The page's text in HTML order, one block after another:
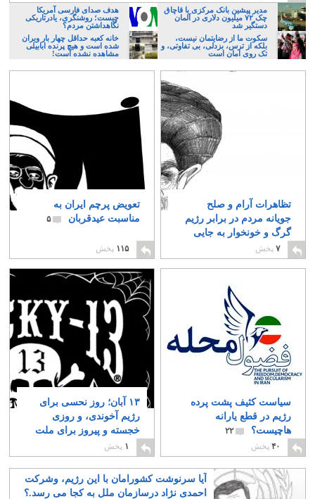
مدیر پیشین بانک مرکزی با قاچاق
چک ۷۲ میلیون دلاری در آلمان
دستگیر شد
هدف صدای فارسی آمریکا
چیست؛ روشنگری، یادرتاریکی
نگاهداشتن مردم؟
سکوت ما از رضایتمان نیست،
بلکه از ترس، بزدلی، بی تفاوتی، و
تک روی امان است
خانه کعبه حداقل چهار بار ویران
شده است و هیچ پرنده ابابیلی
مشاهده نشده است!
تظاهرات آرام و صلح
جویانه مردم در برابر رژیم
گرگ و خونخوار به جایی
نمی رسد
۷ پخش
تعویض پرچم ایران به
مناسبت عیدقربان
۵
۱۱۵ پخش
سیاست کثیف پشت پرده
رژیم در قطع یارانه
هاچیست؟
۲۲
۴۰ پخش
۱۳ آبان؛ روز نحسی برای
رژیم آخوندی، و روزی
خجسته و پیروز برای ملت
ایران
۱ پخش
آیا سرنوشت کشورامان با این رژیم، وشرکت
احمدی نژاد درسازمان ملل به کجا می رسد.؟